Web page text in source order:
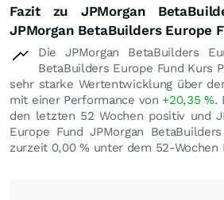
Fazit zu JPMorgan
JPMorgan BetaBuilders Europe
Die JPMorgan BetaBuilders
BetaBuilders Europe Fund Kurs
sehr starke Wertentwicklung über
mit einer Performance von +20,35%.
den letzten 52 Wochen positiv und
Europe Fund JPMorgan
zurzeit 0,00%unter dem 52-Wochen